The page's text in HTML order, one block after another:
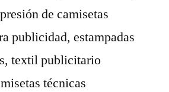
de camisetas
publicidad, estampadas
textil publicitario
técnicas